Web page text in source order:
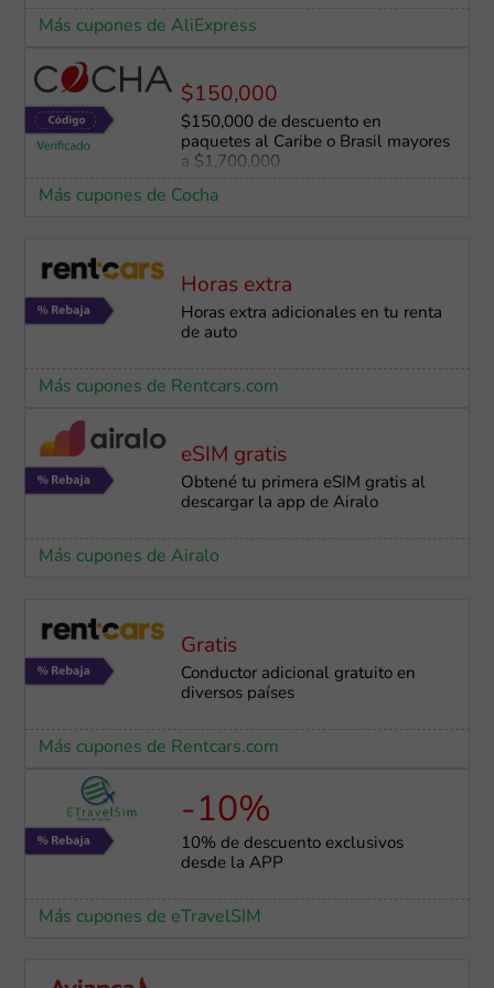
Más cupones de AliExpress
$150,000
$150,000 de descuento en
paquetes al Caribe o Brasil mayores
a $1,700,000
Más cupones de Cocha
Horas extra
Horas extra adicionales en tu renta
de auto
Más cupones de Rentcars.com
eSIM gratis
Obtené tu primera eSIM gratis al
descargar la app de Airalo
Más cupones de Airalo
Gratis
Conductor adicional gratuito en
diversos países
Más cupones de Rentcars.com
-10%
10% de descuento exclusivos
desde la APP
Más cupones de eTravelSIM